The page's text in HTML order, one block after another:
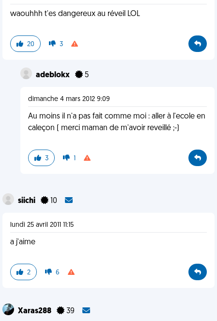
waouhhh t'es dangereux au réveil LOL
20 3
adeblokx 5
dimanche 4 mars 2012 9:09
Au moins il n'a pas fait comme moi : aller à l'ecole en
caleçon ( merci maman de m'avoir reveillé ;-)
3 1
siichi 10
lundi 25 avril 2011 11:15
a j'aime
2 6
Xaras288 39